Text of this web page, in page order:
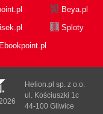
Beya.pl
Sploty
Helion.pl sp. z o.o.
ul. Kościuszki 1c
44-100 Gliwice